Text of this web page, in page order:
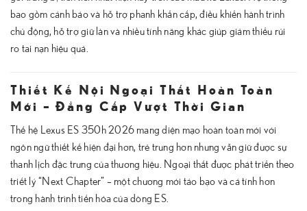
bao gồm cảnh báo và hỗ trợ phanh khẩn cấp, điều khiển hành trình
chủ động, hỗ trợ giữ làn và nhiều tính năng khác giúp giảm thiểu rủi
ro tai nạn hiệu quả.
Thiết Kế Nội Ngoại Thất Hoàn Toàn
Mới – Đẳng Cấp Vượt Thời Gian
Thế hệ Lexus ES 350h 2026 mang diện mạo hoàn toàn mới với
ngôn ngữ thiết kế hiện đại hơn, trẻ trung hơn nhưng vẫn giữ được sự
thanh lịch đặc trưng của thương hiệu. Ngoại thất được phát triển theo
triết lý “Next Chapter” – một chương mới táo bạo và cá tính hơn
trong hành trình tiến hóa của dòng ES.